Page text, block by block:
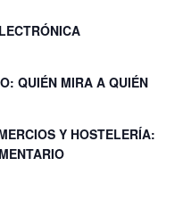
QUIÉN MIRA A QUIÉN
Y HOSTELERÍA: